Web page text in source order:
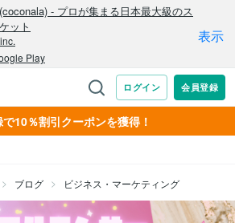
10％割引クーポンを獲得！
ブログ ビジネス・マーケティング